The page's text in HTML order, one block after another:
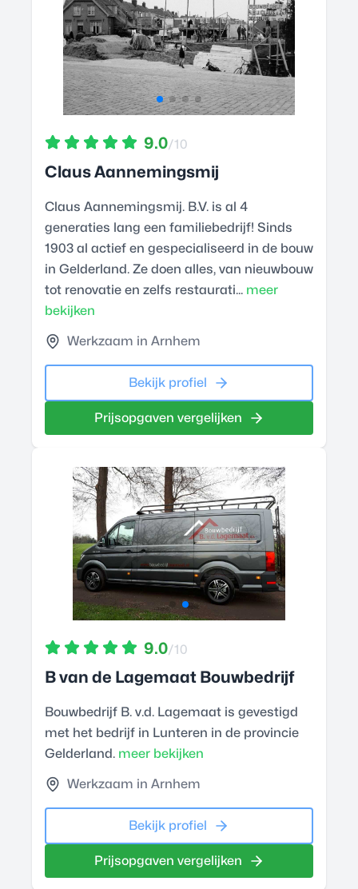
9.0/10
Claus Aannemingsmij
Claus Aannemingsmij. B.V. is al 4
generaties lang een familiebedrijf! Sinds
1903 al actief en gespecialiseerd in de bouw
in Gelderland. Ze doen alles, van nieuwbouw
tot renovatie en zelfs restaurati... meer
bekijken
Werkzaam in Arnhem
Bekijk profiel
Prijsopgaven vergelijken
9.0/10
B van de Lagemaat Bouwbedrijf
Bouwbedrijf B. v.d. Lagemaat is gevestigd
met het bedrijf in Lunteren in de provincie
Gelderland. meer bekijken
Werkzaam in Arnhem
Bekijk profiel
Prijsopgaven vergelijken